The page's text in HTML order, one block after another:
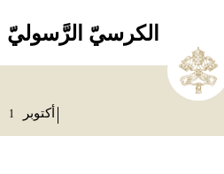
الكرسيّ الرَّسوليّ
أكتوبر 1